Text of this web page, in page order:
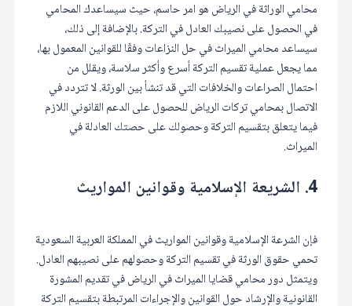
محامي الوراثة في الرياض هو امر حاسم، حيث سيساعدك المحامي
في الحصول على نصيبك العادل في التركة. بالإضافة إلى ذلك،
سيساعد محامي الميراث في حل النزاعات وفقًا للقوانين المعمول بها،
مما يجعل عملية تقسيم التركة أسرع وأكثر سلاسة، ويقلل من
احتمال الصراعات والخلافات التي قد تنشأ بين الورثة. لا تتردد في
الاتصال بمحامي تركات الرياض للحصول على الدعم القانوني اللازم
فيما يتعلق بتقسيم التركة وحصولك على حصتك العادلة في
الميراث.
4. الشريعة الإسلامية وقوانين المواريث
فإن الشرعة الإسلامية وقوانين المواريث في المملكة العربية السعودية
تحمي حقوق الورثة في تقسيم التركة وحصولهم على نصيبهم العادل.
ويتمثل دور محامي قضايا الميراث في الرياض في تقديم المشورة
القانونية والإرشاد حول القوانين والإجراءات المرتبطة بتقسيم التركة